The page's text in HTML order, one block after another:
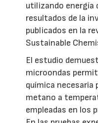
utilizando energía
resultados de la
publicados en la
Sustainable
El estudio
microondas
química necesaria
metano a
empleadas en los